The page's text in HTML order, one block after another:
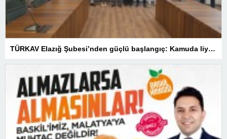
TÜRKAV Elazığ Şubesi’nden güçlü başlangıç: Kamuda liyakatin en gür sesi olacağız